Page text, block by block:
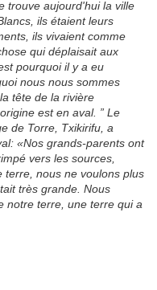
trouve aujourd'hui la ville
ils étaient leurs
ils vivaient comme
qui déplaisait aux
pourquoi il y a eu
nous nous sommes
tête de la rivière
est en aval. ” Le
de Torre, Txikirifu, a
«Nos grands-parents ont
vers les sources,
terre, nous ne voulons plus
très grande. Nous
notre terre, une terre qui a